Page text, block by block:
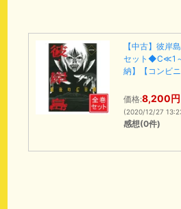
【中古】彼岸
セット◆C≪1
納】【コンビ
価格:8,200円
(2020/12/27
感想(0件)